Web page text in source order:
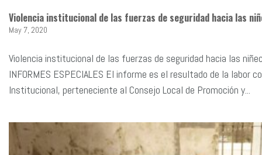
Violencia institucional de las fuerzas de seguridad hacia las
May 7, 2020
Violencia institucional de las fuerzas de seguridad hacia las
INFORMES ESPECIALES El informe es el resultado de la labor
Institucional, perteneciente al Consejo Local de Promoción y...